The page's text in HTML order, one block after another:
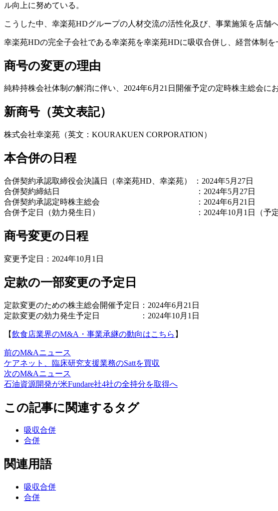
ル向上に努めている。
こうした中、幸楽苑HDグループの人材交流の活性化及び、事業施策を店舗
幸楽苑HDの完全子会社である幸楽苑を幸楽苑HDに吸収合併し、経営体制
商号の変更の理由
純粋持株会社体制の解消に伴い、2024年6月21日開催予定の定時株主総会
新商号（英文表記）
株式会社幸楽苑（英文：KOURAKUEN CORPORATION）
本合併の日程
合併契約承認取締役会決議日（幸楽苑HD、幸楽苑） ：2024年5月27日
合併契約締結日 ：2024年5月27日
合併契約承認定時株主総会 ：2024年6月21日
合併予定日（効力発生日） ：2024年10月1日（予定
商号変更の日程
変更予定日：2024年10月1日
定款の一部変更の予定日
定款変更のための株主総会開催予定日：2024年6月21日
定款変更の効力発生予定日 ：2024年10月1日
【飲食店業界のM&A・事業承継の動向はこちら 】
前のM&Aニュース
ケアネット、臨床研究支援業務のSattを買収
次のM&Aニュース
石油資源開発が米Fundare社4社の全持分を取得へ
この記事に関連するタグ
吸収合併
合併
関連用語
吸収合併
合併